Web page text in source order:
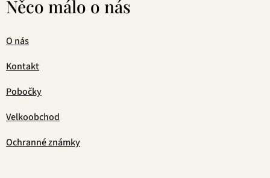
Něco málo o nás
O nás
Kontakt
Pobočky
Velkoobchod
Ochranné známky